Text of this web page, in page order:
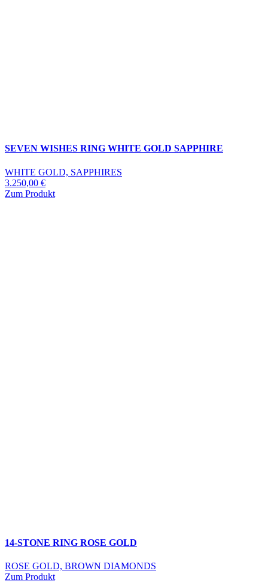
SEVEN WISHES RING WHITE GOLD SAPPHIRE
WHITE GOLD, SAPPHIRES
3.250,00 €
Zum Produkt
14-STONE RING ROSE GOLD
ROSE GOLD, BROWN DIAMONDS
Zum Produkt